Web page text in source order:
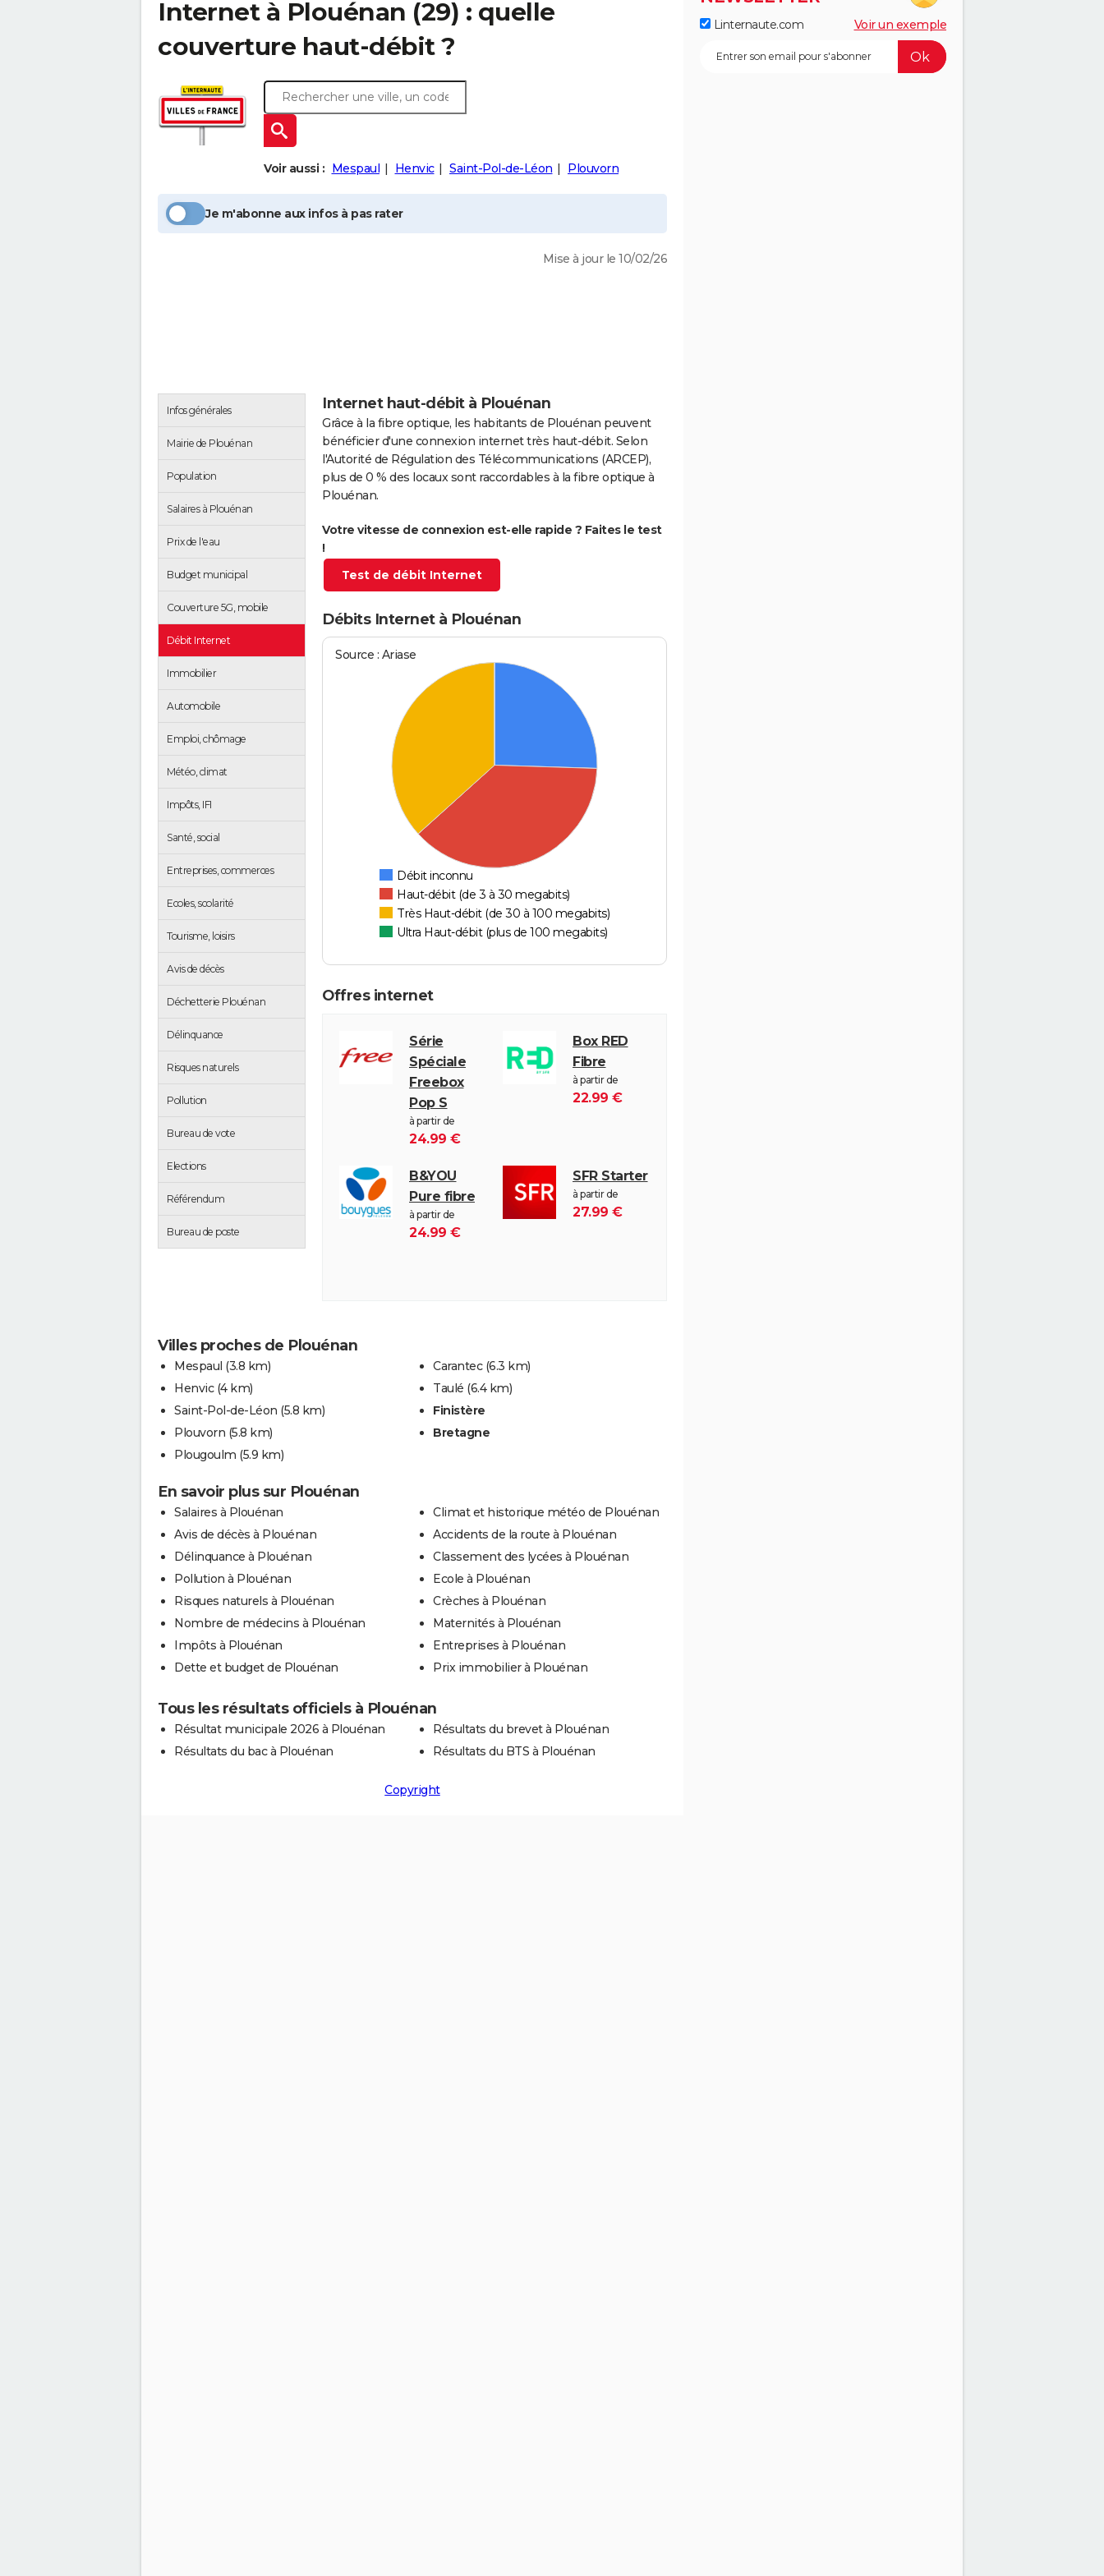
Internet à Plouénan (29) : quelle
couverture haut-débit ?
Voir aussi : Mespaul Henvic Saint-Pol-de-Léon Plouvorn
Je m'abonne aux infos à pas rater
Mise à jour le 10/02/26
Infos générales
Mairie de Plouénan
Population
Salaires à Plouénan
Prix de l'eau
Budget municipal
Couverture 5G, mobile
Débit Internet
Immobilier
Automobile
Emploi, chômage
Météo, climat
Impôts, IFI
Santé, social
Entreprises, commerces
Ecoles, scolarité
Tourisme, loisirs
Avis de décès
Déchetterie Plouénan
Délinquance
Risques naturels
Pollution
Bureau de vote
Elections
Référendum
Bureau de poste
Internet haut-débit à Plouénan
Grâce à la fibre optique, les habitants de Plouénan peuvent
bénéficier d'une connexion internet très haut-débit. Selon
l'Autorité de Régulation des Télécommunications (ARCEP),
plus de 0 % des locaux sont raccordables à la fibre optique à
Plouénan.
Votre vitesse de connexion est-elle rapide ? Faites le test
!
Test de débit Internet
Débits Internet à Plouénan
Source : Ariase
Débit inconnu
Haut-débit (de 3 à 30 megabits)
Très Haut-débit (de 30 à 100 megabits)
Ultra Haut-débit (plus de 100 megabits)
Offres internet
Série
Spéciale
Freebox
Pop S
à partir de
24.99 €
Box RED
Fibre
à partir de
22.99 €
B&YOU
Pure fibre
à partir de
24.99 €
SFR Starter
à partir de
27.99 €
Villes proches de Plouénan
Mespaul (3.8 km)
Henvic (4 km)
Saint-Pol-de-Léon (5.8 km)
Plouvorn (5.8 km)
Plougoulm (5.9 km)
Carantec (6.3 km)
Taulé (6.4 km)
Finistère
Bretagne
En savoir plus sur Plouénan
Salaires à Plouénan
Avis de décès à Plouénan
Délinquance à Plouénan
Pollution à Plouénan
Risques naturels à Plouénan
Nombre de médecins à Plouénan
Impôts à Plouénan
Dette et budget de Plouénan
Climat et historique météo de Plouénan
Accidents de la route à Plouénan
Classement des lycées à Plouénan
Ecole à Plouénan
Crèches à Plouénan
Maternités à Plouénan
Entreprises à Plouénan
Prix immobilier à Plouénan
Tous les résultats officiels à Plouénan
Résultat municipale 2026 à Plouénan
Résultats du bac à Plouénan
Résultats du brevet à Plouénan
Résultats du BTS à Plouénan
Copyright
Linternaute.com Voir un exemple